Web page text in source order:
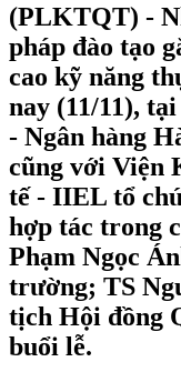
(PLKTQT) -
pháp đào tạo
cao kỹ năng
nay (11/11),
- Ngân hàng
cũng với Viện
tế - IIEL tổ
hợp tác trong
Phạm Ngọc
trường; TS
tịch Hội đồng
buổi lễ.